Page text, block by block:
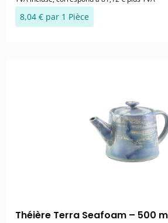
8,04 € par 1 Pièce
Théière Terra Seafoam – 500